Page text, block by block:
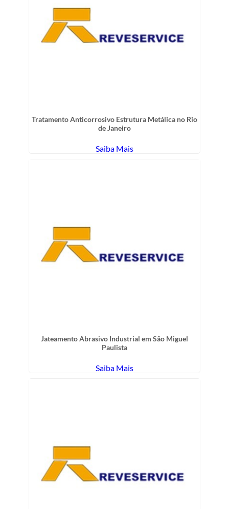
Tratamento Anticorrosivo Estrutura Metálica no Rio
de Janeiro
Saiba Mais
Jateamento Abrasivo Industrial em São Miguel
Paulista
Saiba Mais